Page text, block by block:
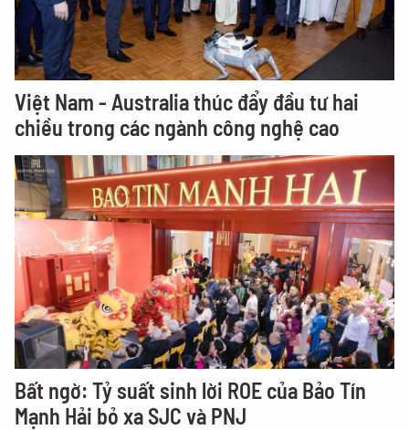
Việt Nam - Australia thúc đẩy đầu tư hai
chiều trong các ngành công nghệ cao
Bất ngờ: Tỷ suất sinh lời ROE của Bảo Tín
Mạnh Hải bỏ xa SJC và PNJ